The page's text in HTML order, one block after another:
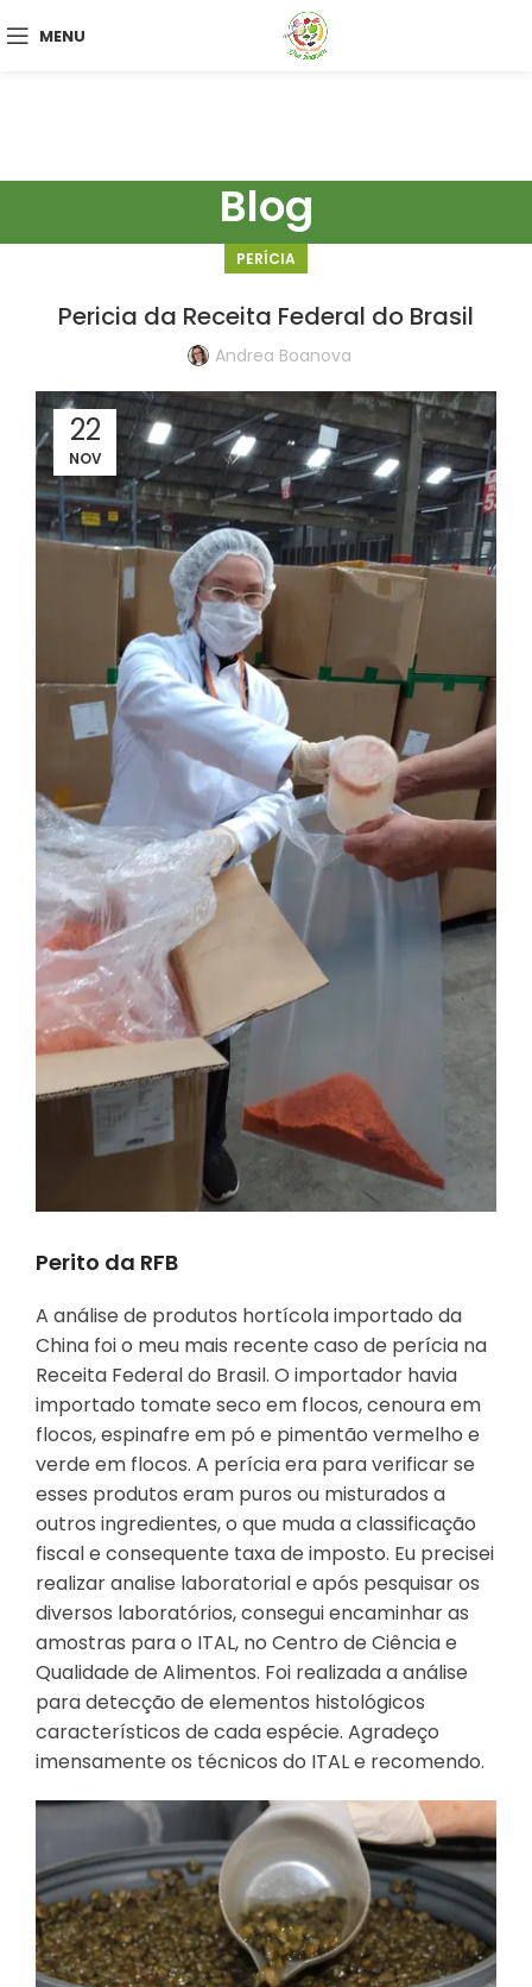
MENU
Blog
PERÍCIA
Pericia da Receita Federal do Brasil
Andrea Boanova
22
NOV
Perito da RFB
A análise de produtos hortícola importado da
China foi o meu mais recente caso de perícia na
Receita Federal do Brasil. O importador havia
importado tomate seco em flocos, cenoura em
flocos, espinafre em pó e pimentão vermelho e
verde em flocos. A perícia era para verificar se
esses produtos eram puros ou misturados a
outros ingredientes, o que muda a classificação
fiscal e consequente taxa de imposto. Eu precisei
realizar analise laboratorial e após pesquisar os
diversos laboratórios, consegui encaminhar as
amostras para o ITAL, no Centro de Ciência e
Qualidade de Alimentos. Foi realizada a análise
para detecção de elementos histológicos
característicos de cada espécie. Agradeço
imensamente os técnicos do ITAL e recomendo.